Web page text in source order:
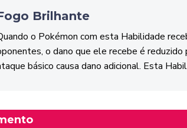
Brilhante
o Pokémon com esta Habilidade
o dano que ele recebe é
básico causa dano adicional. Esta